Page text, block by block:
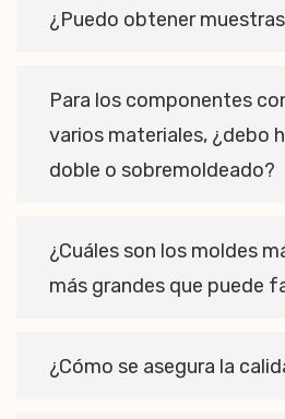
¿Puedo obtener
Para los componentes
varios materiales, ¿debo
doble o sobremoldeado?
¿Cuáles son los moldes
más grandes que puede
¿Cómo se asegura la